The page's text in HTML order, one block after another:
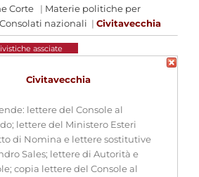
Corte | Materie politiche per
Consolati nazionali | Civitavecchia
assciate
Civitavecchia
lettere del Console al
lettere del Ministero Esteri
di Nomina e lettere sostitutive
Sales; lettere di Autorità e
copia lettere del Console al